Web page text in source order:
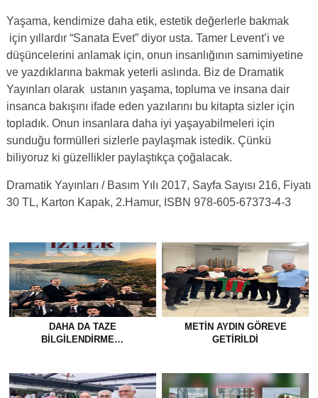
Yaşama, kendimize daha etik, estetik değerlerle bakmak
için yıllardır “Sanata Evet” diyor usta. Tamer Levent’i ve
düşüncelerini anlamak için, onun insanlığının samimiyetine
ve yazdıklarına bakmak yeterli aslında. Biz de Dramatik
Yayınları olarak ustanın yaşama, topluma ve insana dair
insanca bakışını ifade eden yazılarını bu kitapta sizler için
topladık. Onun insanlara daha iyi yaşayabilmeleri için
sunduğu formülleri sizlerle paylaşmak istedik. Çünkü
biliyoruz ki güzellikler paylaştıkça çoğalacak.
Dramatik Yayınları / Basım Yılı 2017, Sayfa Sayısı 216, Fiyatı
30 TL, Karton Kapak, 2.Hamur, ISBN 978-605-67373-4-3
DAHA DA TAZE
BİLGİLENDİRME…
METİN AYDIN GÖREVE
GETİRİLDİ